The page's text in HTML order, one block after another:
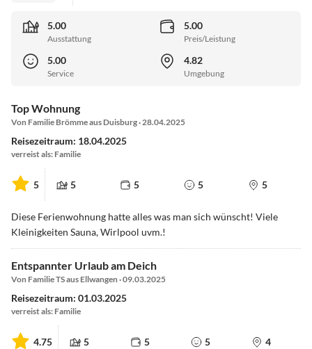
5.00
Ausstattung
5.00
Preis/Leistung
5.00
Service
4.82
Umgebung
Top Wohnung
Von Familie Brömme aus Duisburg · 28.04.2025
Reisezeitraum: 18.04.2025
verreist als: Familie
5 5 5 5 5
Diese Ferienwohnung hatte alles was man sich wünscht! Viele
Kleinigkeiten Sauna, Wirlpool uvm.!
Entspannter Urlaub am Deich
Von Familie TS aus Ellwangen · 09.03.2025
Reisezeitraum: 01.03.2025
verreist als: Familie
4.75 5 5 5 4